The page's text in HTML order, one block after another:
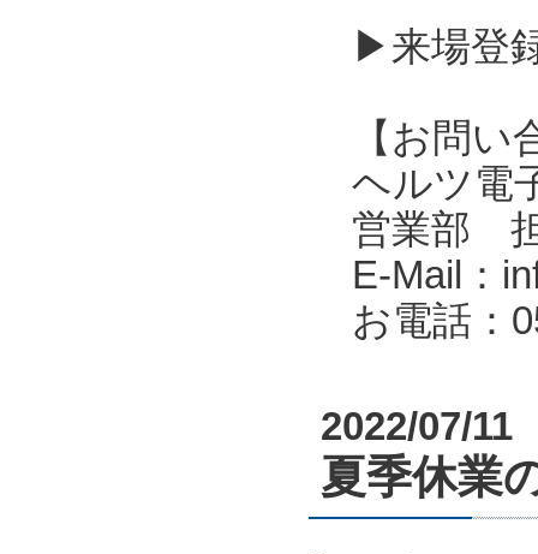
▶来場登
【お問い
ヘルツ電
営業部
E-Mail：
お電話：
2022/07/11
夏季休業